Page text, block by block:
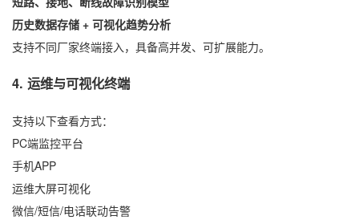
历史数据存储 + 可视化趋势分析
支持不同厂家终端接入，具备高并发、可扩展能力。
4. 运维与可视化终端
支持以下查看方式：
PC端监控平台
手机APP
运维大屏可视化
微信/短信/电话联动告警